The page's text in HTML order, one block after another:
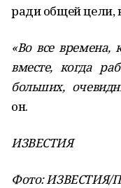
ради общей цели,
«Во все времена,
вместе, когда
больших,
он.
ИЗВЕСТИЯ
Фото: ИЗВЕСТИЯ/